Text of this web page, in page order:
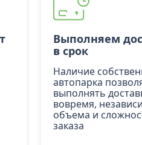
Выполняем
в срок
Наличие
автопарка
выполнять
вовремя,
объема и
заказа